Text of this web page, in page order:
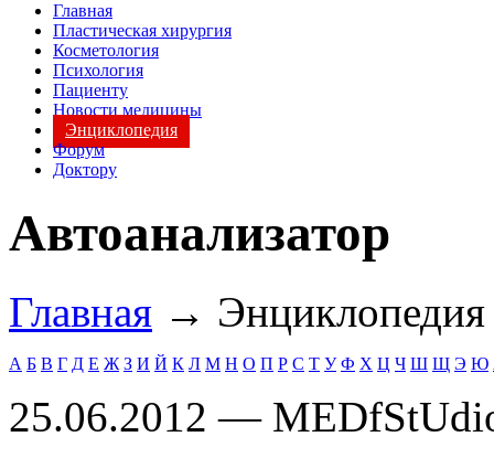
Главная
Пластическая хирургия
Косметология
Психология
Пациенту
Новости медицины
Энциклопедия
Форум
Доктору
Автоанализатор
Главная →
А Б В Г Д Е Ж З И Й К Л М Н О П Р С Т У Ф Х Ц Ч Ш Щ Э Ю
25.06.2012 —